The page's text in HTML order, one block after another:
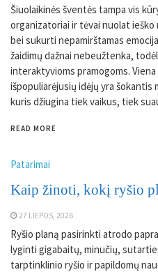
Šiuolaikinės šventės tampa vis
organizatoriai ir tėvai nuolat
bei sukurti nepamirštamas
žaidimų dažnai nebeužtenka,
interaktyvioms pramogoms.
išpopuliarėjusių idėjų yra šokantis
kuris džiugina tiek vaikus, tiek
READ MORE
Patarimai
Kaip žinoti, kokį ryšio
27 LIEPOS, 2026
Ryšio planą pasirinkti atrodo
lyginti gigabaitų, minučių,
tarptinklinio ryšio ir papildomų